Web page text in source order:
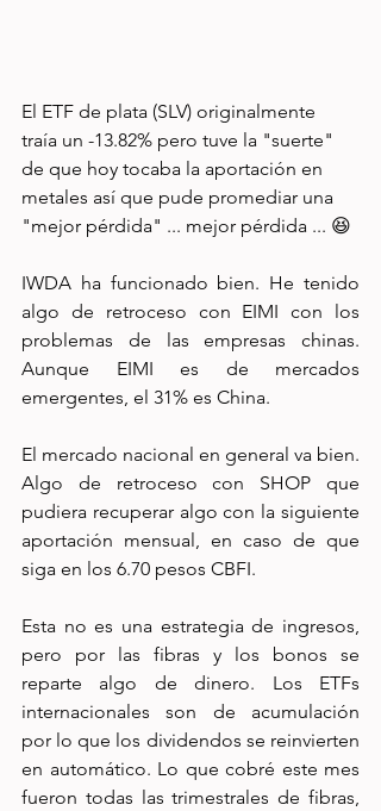
El ETF de plata (SLV) originalmente
traía un -13.82% pero tuve la "suerte"
de que hoy tocaba la aportación en
metales así que pude promediar una
"mejor pérdida" ... mejor pérdida ... 😆
IWDA ha funcionado bien. He tenido
algo de retroceso con EIMI con los
problemas de las empresas chinas.
Aunque EIMI es de mercados
emergentes, el 31% es China.
El mercado nacional en general va bien.
Algo de retroceso con SHOP que
pudiera recuperar algo con la siguiente
aportación mensual, en caso de que
siga en los 6.70 pesos CBFI.
Esta no es una estrategia de ingresos,
pero por las fibras y los bonos se
reparte algo de dinero. Los ETFs
internacionales son de acumulación
por lo que los dividendos se reinvierten
en automático. Lo que cobré este mes
fueron todas las trimestrales de fibras,